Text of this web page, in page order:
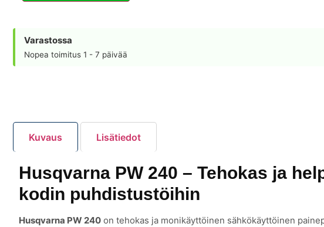
Varastossa
Nopea toimitus 1 - 7 päivää
Kuvaus Lisätiedot
Husqvarna PW 240 – Tehokas ja
kodin puhdistustöihin
Husqvarna PW 240 on tehokas ja monikäyttöinen sähkökäyttöinen